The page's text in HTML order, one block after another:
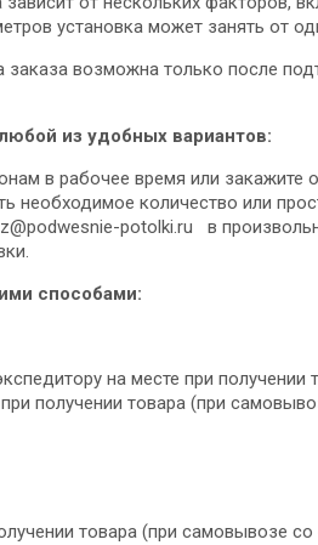
установка может занять от
возможна только после
из удобных вариантов:
в рабочее время или закажите
необходимое количество или
potolki.ru в
способами:
на месте при получении
получении товара (при
товара (при самовывозе со